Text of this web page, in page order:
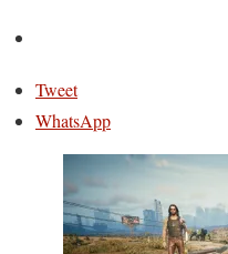
Tweet
WhatsApp